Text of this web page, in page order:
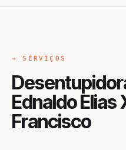
→ SERVIÇOS
Ednaldo Elias
Francisco